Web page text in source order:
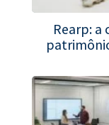
Rearp: a